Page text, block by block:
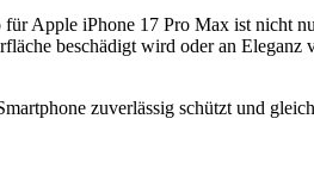
Apple iPhone 17 Pro Max ist nicht
beschädigt wird oder an
zuverlässig schützt und